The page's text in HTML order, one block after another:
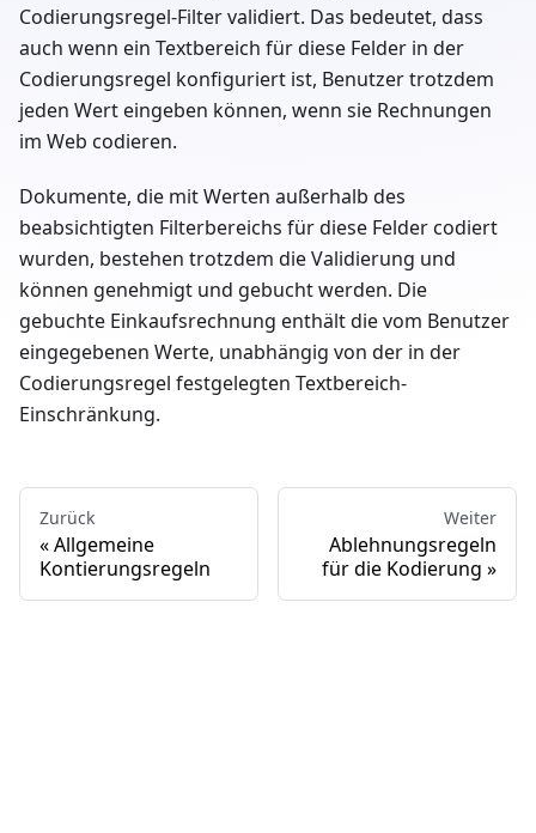
Codierungsregel-Filter validiert. Das bedeutet, dass
auch wenn ein Textbereich für diese Felder in der
Codierungsregel konfiguriert ist, Benutzer trotzdem
jeden Wert eingeben können, wenn sie Rechnungen
im Web codieren.
Dokumente, die mit Werten außerhalb des
beabsichtigten Filterbereichs für diese Felder codiert
wurden, bestehen trotzdem die Validierung und
können genehmigt und gebucht werden. Die
gebuchte Einkaufsrechnung enthält die vom Benutzer
eingegebenen Werte, unabhängig von der in der
Codierungsregel festgelegten Textbereich-
Einschränkung.
Zurück
Allgemeine
Kontierungsregeln
Weiter
Ablehnungsregeln
für die Kodierung